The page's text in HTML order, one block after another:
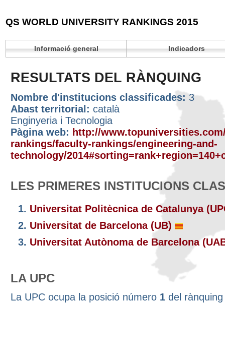
QS WORLD UNIVERSITY RANKINGS 2015
Informació general Indicadors
RESULTATS DEL RÀNQUING
Nombre d'institucions classificades: 3
Abast territorial: català
Enginyeria i Tecnologia
Pàgina web: http://
rankings/faculty-rankings/engineering-and-
technology/
LES PRIMERES INSTITUCIONS
1. Universitat Politècnica de Catalunya
2. Universitat de Barcelona (UB)
3. Universitat Autònoma de Barcelona
LA UPC
La UPC ocupa la posició número 1 del